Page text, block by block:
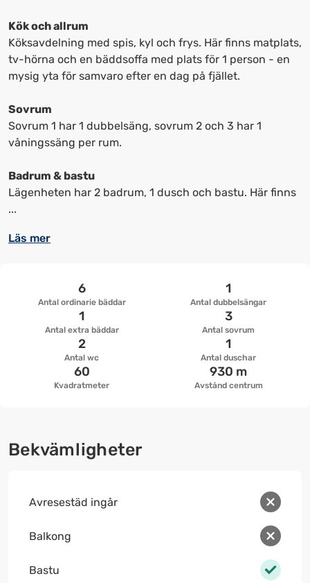
upp
kortkommandon
för
att
datum
kortkommandon
för
att
Kök och allrum
Köksavdelning med spis, kyl och frys. Här finns matplats,
tv-hörna och en bäddsoffa med plats för 1 person - en
mysig yta för samvaro efter en dag på fjället.
Sovrum
Sovrum 1 har 1 dubbelsäng, sovrum 2 och 3 har 1
våningssäng per rum.
Badrum & bastu
Lägenheten har 2 badrum, 1 dusch och bastu. Här finns
...
Läs mer
Antal ordinarie bäddar
6
Antal dubbelsängar
1
Antal extra bäddar
1
Antal sovrum
3
Antal wc
2
Antal duschar
1
Kvadratmeter
60
Avstånd centrum
930 m
Bekvämligheter
Avresestäd ingår
Balkong
Bastu